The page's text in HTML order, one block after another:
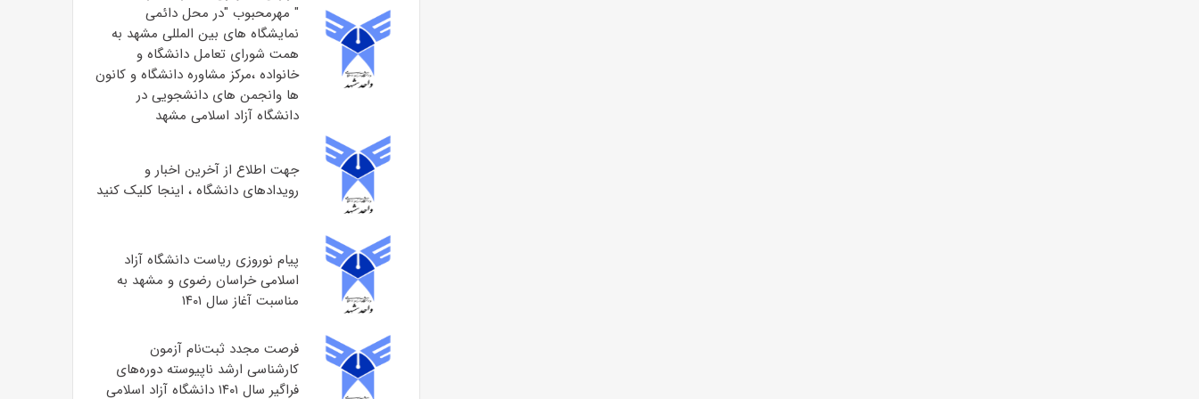
" مهرمحبوب "در محل دائمی
نمایشگاه های بین المللی مشهد به
همت شورای تعامل دانشگاه و
خانواده ،مرکز مشاوره دانشگاه و کانون
ها وانجمن های دانشجویی در
دانشگاه آزاد اسلامی مشهد
جهت اطلاع از آخرین اخبار و
رویدادهای دانشگاه ، اینجا کلیک کنید
پیام نوروزی ریاست دانشگاه آزاد
اسلامی خراسان رضوی و مشهد به
مناسبت آغاز سال ۱۴۰۱
فرصت مجدد ثبت‌نام آزمون
کارشناسی ارشد ناپیوسته دوره‌های
فراگیر سال ۱۴۰۱ دانشگاه آزاد اسلامی